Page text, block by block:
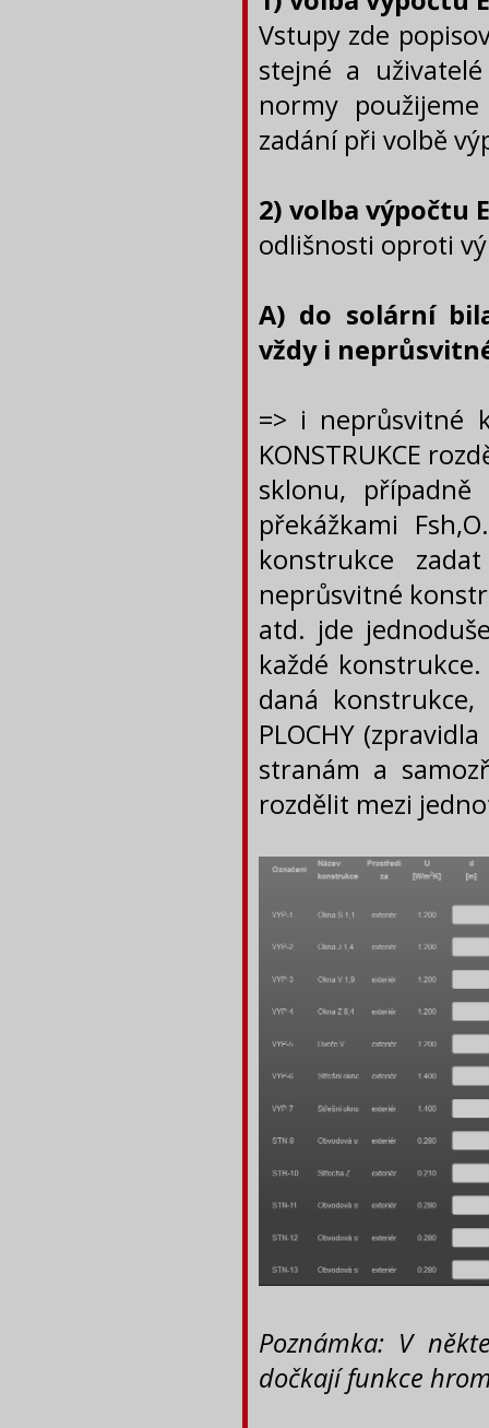
Vstupy zde
stejné a
normy
zadání při volbě
2) volba výpočtu
odlišnosti oproti
A) do solární
vždy i
=> i neprůsvitné
KONSTRUKCE
sklonu, případně
překážkami
konstrukce
neprůsvitné
atd. jde
každé
daná
PLOCHY
stranám a
rozdělit mezi
Poznámka: V
dočkají funkce